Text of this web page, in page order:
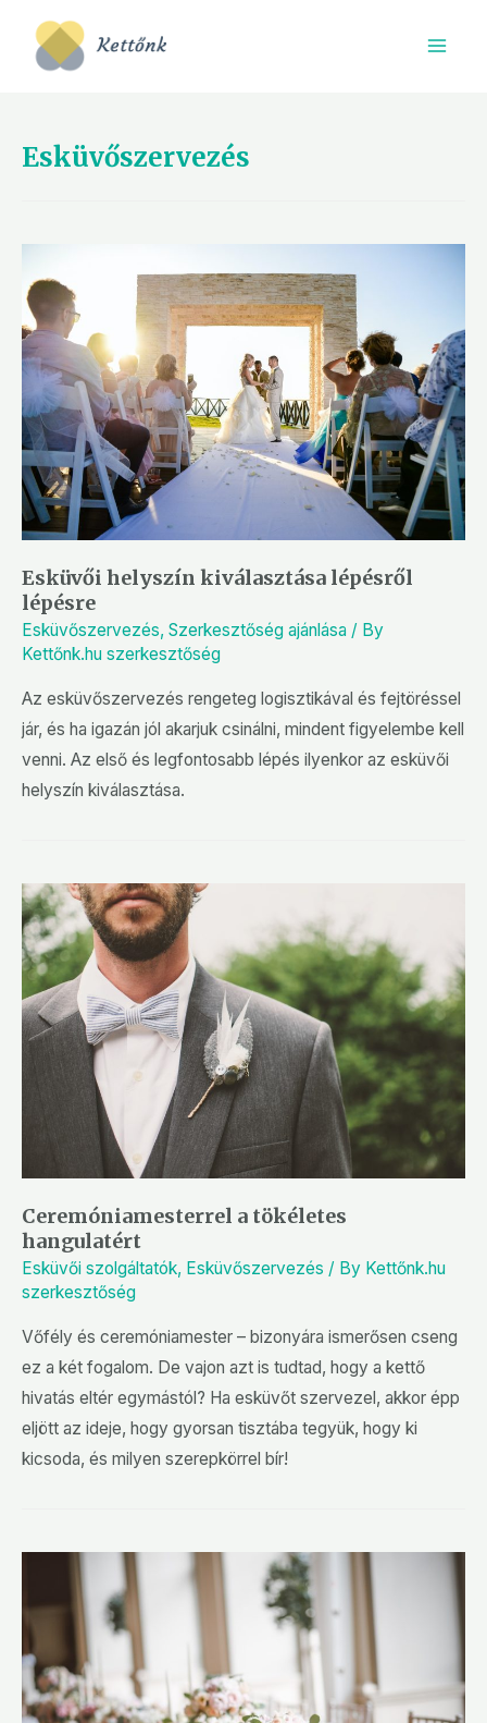
Esküvőszervezés
Esküvői helyszín kiválasztása lépésről
lépésre
Esküvőszervezés, Szerkesztőség ajánlása / By
Kettőnk.hu szerkesztőség
Az esküvőszervezés rengeteg logisztikával és fejtöréssel
jár, és ha igazán jól akarjuk csinálni, mindent figyelembe kell
venni. Az első és legfontosabb lépés ilyenkor az esküvői
helyszín kiválasztása.
Ceremóniamesterrel a tökéletes
hangulatért
Esküvői szolgáltatók, Esküvőszervezés / By Kettőnk.hu
szerkesztőség
Vőfély és ceremóniamester – bizonyára ismerősen cseng
ez a két fogalom. De vajon azt is tudtad, hogy a kettő
hivatás eltér egymástól? Ha esküvőt szervezel, akkor épp
eljött az ideje, hogy gyorsan tisztába tegyük, hogy ki
kicsoda, és milyen szerepkörrel bír!